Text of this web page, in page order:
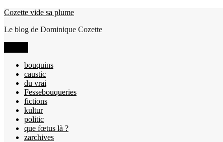
Aller
contenu
Cozette vide sa plume
Le blog de Dominique Cozette
bouquins
caustic
du vrai
Fessebouqueries
fictions
kultur
politic
que fœtus là ?
zarchives